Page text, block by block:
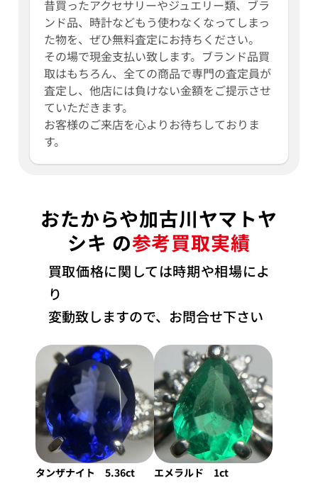
昔買ったアクセサリーやジュエリー類、ブラ
ンド品、時計などもう使わなくなってしまっ
た物を、ぜひ無料査定にお持ちください。
その場で現金支払い致します。ブランド品買
取はもちろん、全ての商品で専門の査定員が
査定し、他店には負けない金額をご提示させ
ていただきます。
お客様のご来店を心よりお待ちしておりま
す。
おたからや加古川ヤマトヤ
シキ の参考買取実績
買取価格に関しては時期や相場によ
り
変動致しますので、お問合せ下さい
タンザナイト 5.36ct エメラルド 1ct